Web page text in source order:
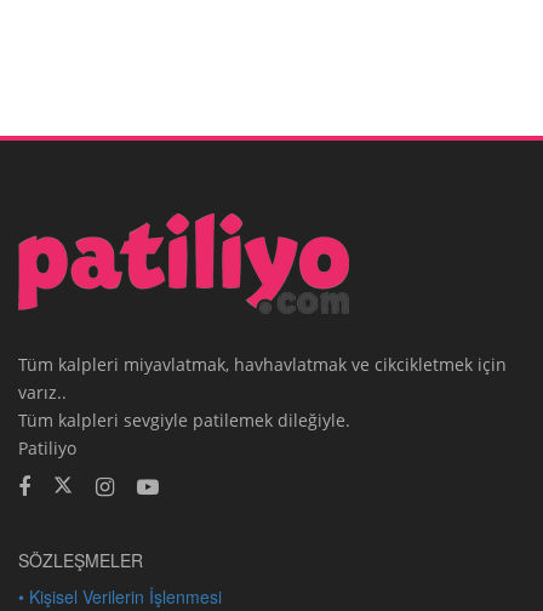
Tüm kalpleri miyavlatmak, havhavlatmak ve cikcikletmek için
varız..
Tüm kalpleri sevgiyle patilemek dileğiyle.
Patiliyo
SÖZLEŞMELER
• Kişisel Verilerin İşlenmesi